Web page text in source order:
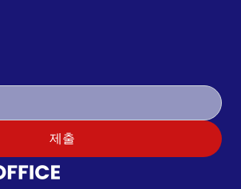
제출